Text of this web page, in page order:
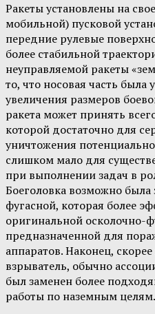
Ракеты установлены на
мобильной) пусковой
передние рулевые
более стабильной
неуправляемой ракеты
то, что носовая часть
увеличения размеров
ракета может принять
которой достаточно для
уничтожения
слишком мало для
при выполнении задач в
Боеголовка возможно
фугасной, которая более
оригинальной осколочно-
предназначенной для
аппаратов. Наконец,
взрыватель, обычно
был заменен более
работы по наземным целям.